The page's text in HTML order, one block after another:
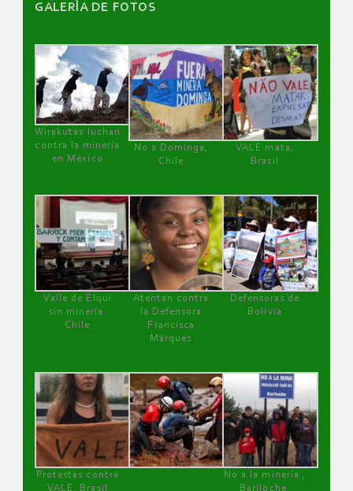
GALERÌA DE FOTOS
Wirakutas luchan
contra la minería
en México
No a Dominga,
Chile
VALE mata,
Brasil
Valle de Elqui
sin minería.
Chile
Atentan contra
la Defensora
Francisca
Márquez
Defensoras de
Bolivia
Protestas contra
VALE, Brasil
No a la minería ,
Bariloche,